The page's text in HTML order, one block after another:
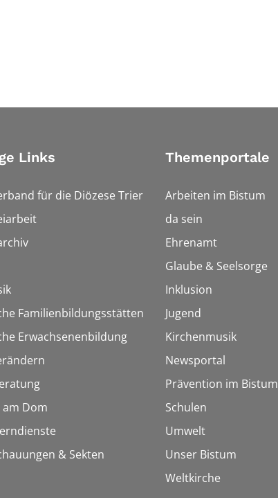
Links
für die Diözese Trier
Familienbildungsstätten
Erwachsenenbildung
Dom
& Sekten
Themenportale
Arbeiten im Bistum
da sein
Ehrenamt
Glaube & Seelsorge
Inklusion
Jugend
Kirchenmusik
Newsportal
Prävention im Bistum
Schulen
Umwelt
Unser Bistum
Weltkirche